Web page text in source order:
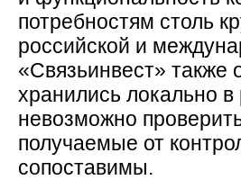
потребностям столь
российской и
«Связьинвест»
хранились локально
невозможно
получаемые от
сопоставимы.